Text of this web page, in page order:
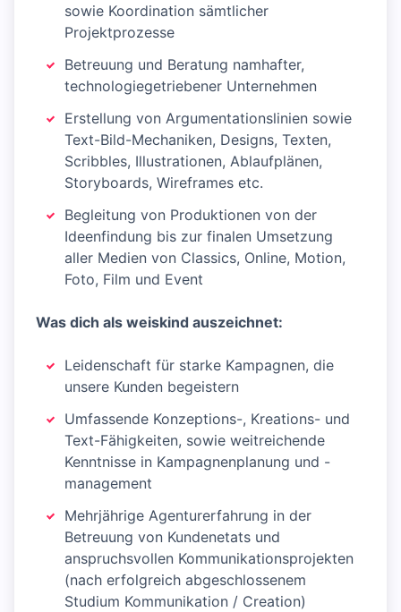
sowie Koordination sämtlicher
Projektprozesse
Betreuung und Beratung namhafter,
technologiegetriebener Unternehmen
Erstellung von Argumentationslinien sowie
Text-Bild-Mechaniken, Designs, Texten,
Scribbles, Illustrationen, Ablaufplänen,
Storyboards, Wireframes etc.
Begleitung von Produktionen von der
Ideenfindung bis zur finalen Umsetzung
aller Medien von Classics, Online, Motion,
Foto, Film und Event
Was dich als weiskind auszeichnet:
Leidenschaft für starke Kampagnen, die
unsere Kunden begeistern
Umfassende Konzeptions-, Kreations- und
Text-Fähigkeiten, sowie weitreichende
Kenntnisse in Kampagnenplanung und -
management
Mehrjährige Agenturerfahrung in der
Betreuung von Kundenetats und
anspruchsvollen Kommunikationsprojekten
(nach erfolgreich abgeschlossenem
Studium Kommunikation / Creation)